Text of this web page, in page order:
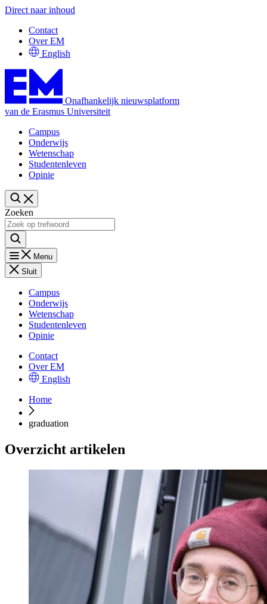
Direct naar inhoud
Contact
Over EM
English
Onafhankelijk nieuwsplatform
van de Erasmus Universiteit
Campus
Onderwijs
Wetenschap
Studentenleven
Opinie
Zoeken
Menu
Sluit
Campus
Onderwijs
Wetenschap
Studentenleven
Opinie
Contact
Over EM
English
Home
graduation
Overzicht artikelen